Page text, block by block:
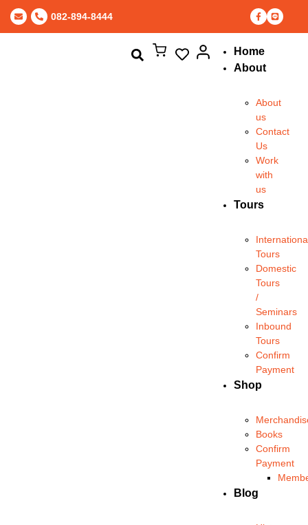
082-894-8444
Home
About
About
us
Contact
Us
Work
with
us
Tours
Tours
Domestic
Tours
/
Seminars
Inbound
Tours
Confirm
Payment
Shop
Books
Confirm
Payment
Blog